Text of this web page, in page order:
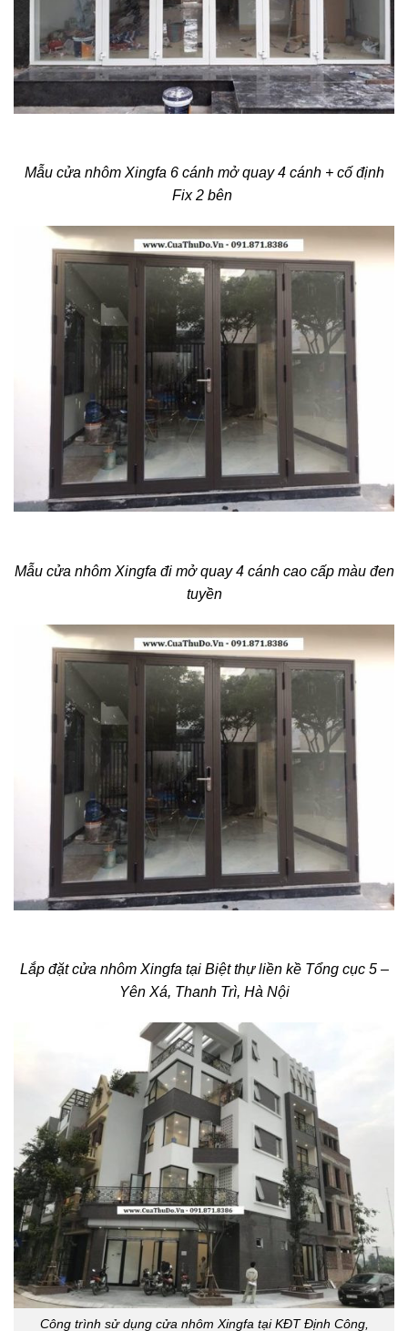
Mẫu cửa nhôm Xingfa 6 cánh mở quay 4 cánh + cố định
Fix 2 bên
Mẫu cửa nhôm Xingfa đi mở quay 4 cánh cao cấp màu đen
tuyền
Lắp đặt cửa nhôm Xingfa tại Biệt thự liền kề Tổng cục 5 –
Yên Xá, Thanh Trì, Hà Nội
Công trình sử dụng cửa nhôm Xingfa tại KĐT Định Công,